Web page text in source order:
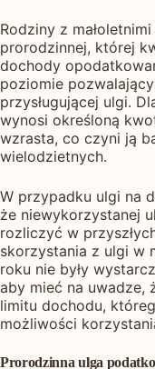
Rodziny z
prorodzinnej, której
dochody
poziomie
przysługującej ulgi.
wynosi określoną
wzrasta, co czyni ją
wielodzietnych.
W przypadku ulgi na
że niewykorzystanej
rozliczyć w
skorzystania z ulgi w
roku nie były
aby mieć na uwadze,
limitu dochodu,
możliwości
Prorodzinna ulga